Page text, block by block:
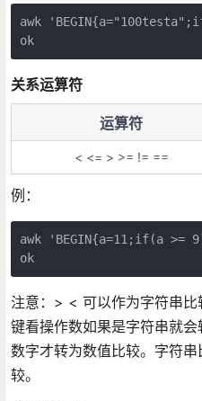
awk
ok
关系运算符
运算符
< <= > >= != ==
例：
awk 'BEGIN{a=11;if(a
ok
注意：> < 可以作为字符串
键看操作数如果是字符串就
数字才转为数值比较。字符
较。